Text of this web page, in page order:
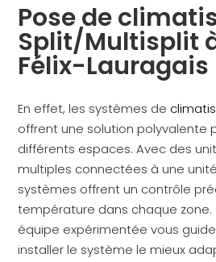
Pose de
Split/Multisplit
Félix-Lauragais
En effet, les systèmes de
offrent une solution polyvalente
différents espaces. Avec des
multiples connectées à une
systèmes offrent un contrôle
température dans chaque zone.
équipe expérimentée vous
installer le système le mieux